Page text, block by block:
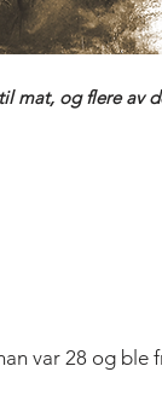
mat, og flere av
var 28 og ble